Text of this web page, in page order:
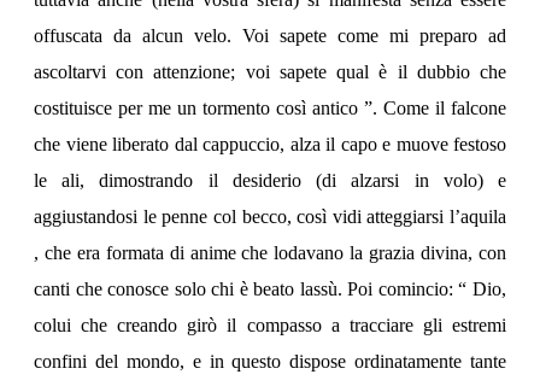
offuscata da alcun velo. Voi sapete come mi preparo ad
ascoltarvi con attenzione; voi sapete qual è il dubbio che
costituisce per me un tormento così antico ”. Come il falcone
che viene liberato dal cappuccio, alza il capo e muove festoso
le ali, dimostrando il desiderio (di alzarsi in volo) e
aggiustandosi le penne col becco, così vidi atteggiarsi l’aquila
, che era formata di anime che lodavano la grazia divina, con
canti che conosce solo chi è beato lassù. Poi comincio: “ Dio,
colui che creando girò il compasso a tracciare gli estremi
confini del mondo, e in questo dispose ordinatamente tante